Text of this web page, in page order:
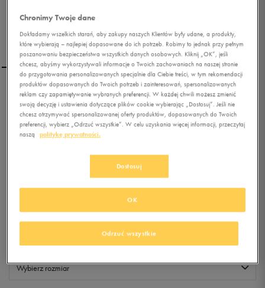
LOTTO BLUZA LEA
0.0(0
KLUBIE 50 STYLE
Produkt niedostępny
Jeśli artykuł będzie ponownie dostępny, otrzymasz od nas powiadomienie.
Wybierz rozmiar
Chronimy Twoje dane
Dokładamy wszelkich starań, aby zakupy naszych Klientów były udane, a produkty,
które wybierają – najlepiej dopasowane do ich potrzeb. Robimy to jednak przy pełnym
poszanowaniu bezpieczeństwa wszystkich danych osobowych. Kliknij „OK”, jeśli
chcesz, abyśmy wykorzystywali informacje o Twoich zachowaniach na naszej stronie
do przygotowania personalizowanych specjalnie dla Ciebie treści, w tym rekomendacji
produktów dopasowanych do Twoich potrzeb i zainteresowań, spersonalizowanych
reklam czy zapamiętywanie wybranych preferencji. W każdej chwili możesz zmienić
swoją decyzję i ustawienia dotyczące plików cookie wybierając „Dostosuj”. Jeśli nie
chcesz otrzymywać spersonalizowanej oferty produktów, dopasowanych do Twoich
preferencji, wybierz „Odrzuć wszystkie”. W celu uzyskania więcej informacji, przeczytaj
naszą
politykę prywatności.
Dostosuj
Odrzuć wszystkie
OK